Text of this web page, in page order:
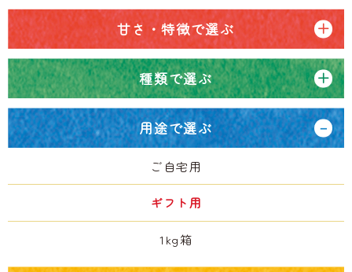
甘さ・特徴で選ぶ
種類で選ぶ
用途で選ぶ
ご自宅用
ギフト用
1kg箱